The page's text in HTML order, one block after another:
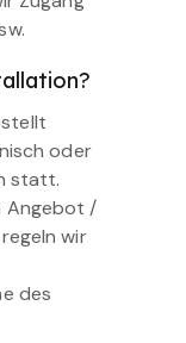
oder
statt.
Angebot /
wir
des